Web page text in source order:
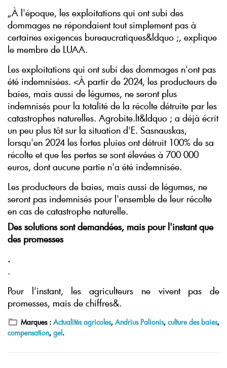
„À l'époque, les exploitations qui ont subi des
dommages ne répondaient tout simplement pas à
certaines exigences bureaucratiques&ldquo ;, explique
le membre de LUAA.
Les exploitations qui ont subi des dommages n'ont pas
été indemnisées. <À partir de 2024, les producteurs de
baies, mais aussi de légumes, ne seront plus
indemnisés pour la totalité de la récolte détruite par les
catastrophes naturelles. Agrobite.lt&ldquo ; a déjà écrit
un peu plus tôt sur la situation d'E. Sasnauskas,
lorsqu'en 2024 les fortes pluies ont détruit 100% de sa
récolte et que les pertes se sont élevées à 700 000
euros, dont aucune partie n'a été indemnisée.
Les producteurs de baies, mais aussi de légumes, ne
seront pas indemnisés pour l'ensemble de leur récolte
en cas de catastrophe naturelle.
Des solutions sont demandées, mais pour l'instant que
des promesses
.
.
Pour l'instant, les agriculteurs ne vivent pas de
promesses, mais de chiffres&.
Marques : Actualités agricoles, Andrius Palionis, culture des baies,
compensation, gel .